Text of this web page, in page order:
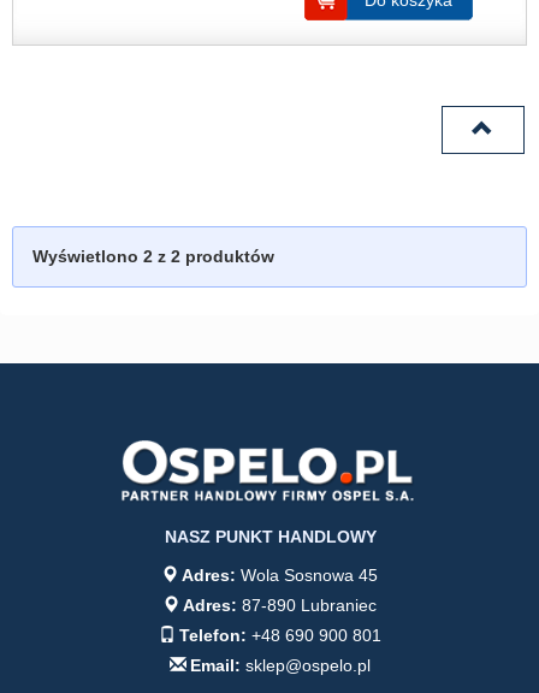
Wyświetlono 2 z 2 produktów
NASZ PUNKT HANDLOWY
Adres: Wola Sosnowa 45
Adres: 87-890 Lubraniec
Telefon: +48 690 900 801
Email: sklep@ospelo.pl